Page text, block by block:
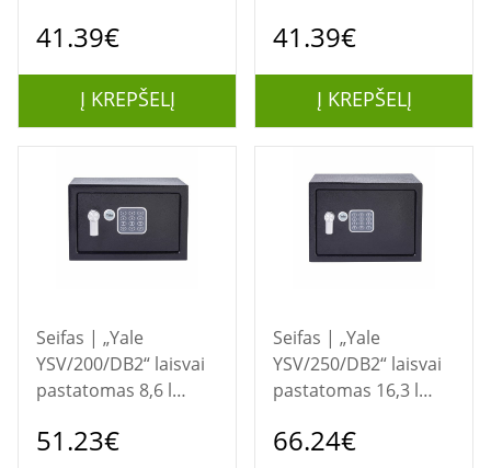
41.39€
Į KREPŠELĮ
mėlynas
41.39€
Į KREPŠELĮ
Seifas | „Yale
YSV/200/DB2“ laisvai
pastatomas 8,6 l
51.23€
Seifas | „Yale
YSV/250/DB2“ laisvai
pastatomas 16,3 l
66.24€